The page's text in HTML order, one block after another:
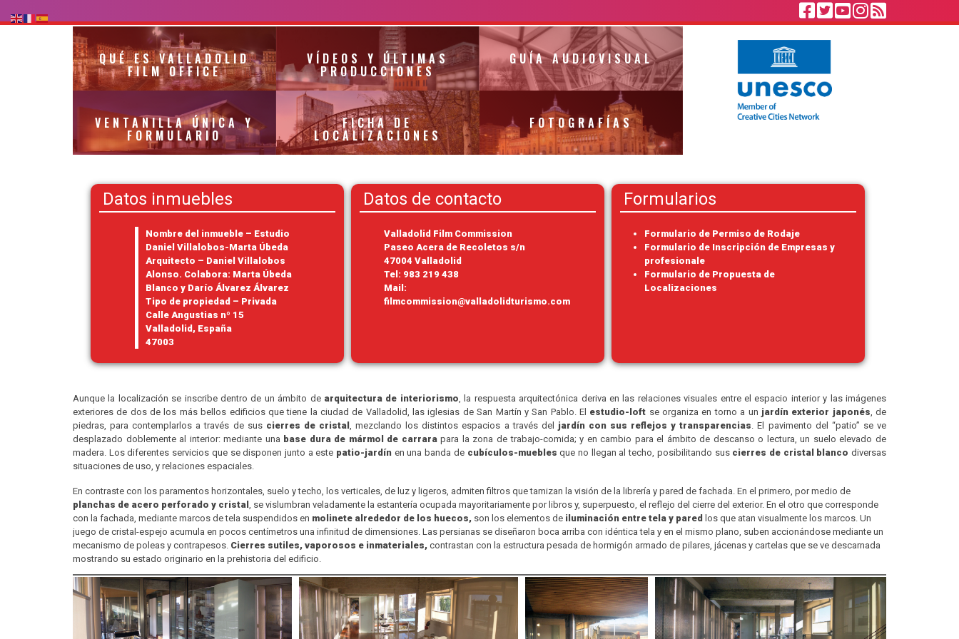
QUÉ ES VALLADOLID
FILM OFFICE
VÍDEOS Y ÚLTIMAS
PRODUCCIONES
GUÍA AUDIOVISUAL
VENTANILLA ÚNICA Y
FORMULARIO
FICHA DE
LOCALIZACIONES
FOTOGRAFÍAS
Datos inmuebles
Nombre del inmueble – Estudio
Daniel Villalobos-Marta Úbeda
Arquitecto – Daniel Villalobos
Alonso. Colabora: Marta Úbeda
Blanco y Darío Álvarez Álvarez
Tipo de propiedad – Privada
Calle Angustias nº 15
Valladolid, España
47003
Datos de contacto
Valladolid Film Commission
Paseo Acera de Recoletos s/n
47004 Valladolid
Tel: 983 219 438
Mail:
filmcommission@valladolidturismo.com
Formularios
Formulario de Permiso de Rodaje
Formulario de Inscripción de Empresas y
profesionale
Formulario de Propuesta de
Localizaciones
Aunque la localización se inscribe dentro de un ámbito de arquitectura de interiorismo, la respuesta arquitectónica deriva en las relaciones visuales entre el espacio interior y las imágenes
exteriores de dos de los más bellos edificios que tiene la ciudad de Valladolid, las iglesias de San Martín y San Pablo. El estudio-loft se organiza en torno a un jardín exterior japonés, de
piedras, para contemplarlos a través de sus cierres de cristal , mezclando los distintos espacios a través del jardín con sus reflejos y transparencias. El pavimento del “patio” se ve
desplazado doblemente al interior: mediante una base dura de mármol de carrarapara la zona de trabajo-comida; y en cambio para el ámbito de descanso o lectura, un suelo elevado de
madera. Los diferentes servicios que se disponen junto a este patio-jardín en una banda de cubículos-muebles que no llegan al techo, posibilitando suscierres de cristal blanco diversas
situaciones de uso, y relaciones espaciales.
En contraste con los paramentos horizontales, suelo y techo, los verticales, de luz y ligeros, admiten filtros que tamizan la visión de la librería y pared de fachada. En el primero, por medio de
planchas de acero perforado y cristal , se vislumbran veladamente la estantería ocupada mayoritariamente por libros y, superpuesto, el reflejo del cierre del exterior. En el otro que corresponde
con la fachada, mediante marcos de tela suspendidos en molinete alrededor de los huecos, son los elementos de iluminación entre tela y pared los que atan visualmente los marcos. Un
juego de cristal-espejo acumula en pocos centímetros una infinitud de dimensiones. Las persianas se diseñaron boca arriba con idéntica tela y en el mismo plano, suben accionándose mediante un
mecanismo de poleas y contrapesos. Cierres sutiles, vaporosos e inmateriales, contrastan con la estructura pesada de hormigón armado de pilares, jácenas y cartelas que se ve descarnada
mostrando su estado originario en la prehistoria del edificio.